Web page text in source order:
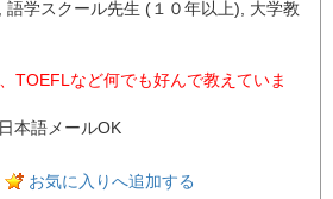
学スクール先生 (１０年以上), 大学教
TOEFLなど何でも好んで教えていま
日本語メールOK
お気に入りへ追加する